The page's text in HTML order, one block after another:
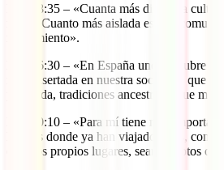
Min 28:35 – «Cuanta más distancia
mano. Cuanto más aislada es una
recibimiento».
Min 36:30 – «En España uno descubre
muy insertada en nuestra sociedad, que
profunda, tradiciones ancestrales que
Min 40:10 – «Para mí tiene más
lugares donde ya han viajado otros, con
(que los propios lugares, sean remotos o